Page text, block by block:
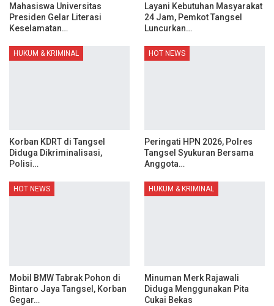
Mahasiswa Universitas
Presiden Gelar Literasi
Keselamatan…
Layani Kebutuhan Masyarakat
24 Jam, Pemkot Tangsel
Luncurkan…
HUKUM & KRIMINAL
Korban KDRT di Tangsel
Diduga Dikriminalisasi,
Polisi…
HOT NEWS
Peringati HPN 2026, Polres
Tangsel Syukuran Bersama
Anggota…
HOT NEWS
Mobil BMW Tabrak Pohon di
Bintaro Jaya Tangsel, Korban
Gegar…
HUKUM & KRIMINAL
Minuman Merk Rajawali
Diduga Menggunakan Pita
Cukai Bekas